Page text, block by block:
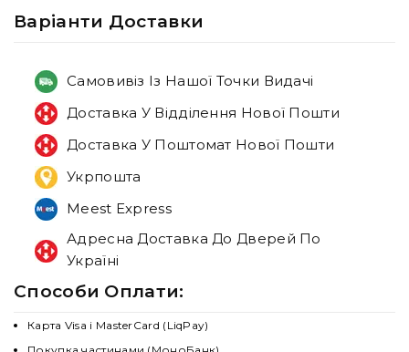
Варiанти Доставки
Самовивіз Із Нашої Точки Видачі
Доставка У Відділення Нової Пошти
Доставка У Поштомат Нової Пошти
Укрпошта
Meest Express
Адресна Доставка До Дверей По
Україні
Способи Оплати:
Карта Visa і MasterCard (LiqPay)